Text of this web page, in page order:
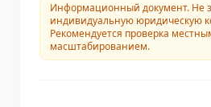
Информационный документ. Не
индивидуальную юридическую
Рекомендуется проверка
масштабированием.